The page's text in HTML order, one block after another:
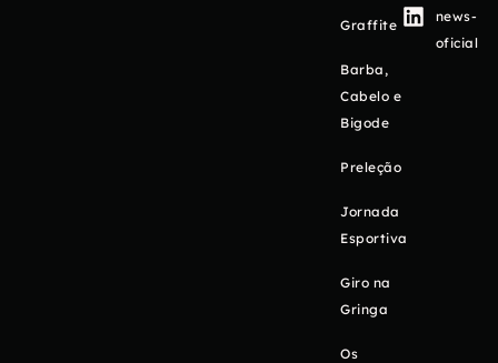
Graffite
Barba,
Cabelo e
Bigode
Preleção
Jornada
Esportiva
Giro na
Gringa
Os
news-
oficial